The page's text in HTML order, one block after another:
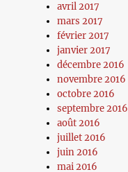
avril 2017
mars 2017
février 2017
janvier 2017
décembre 2016
novembre 2016
octobre 2016
septembre 2016
août 2016
juillet 2016
juin 2016
mai 2016